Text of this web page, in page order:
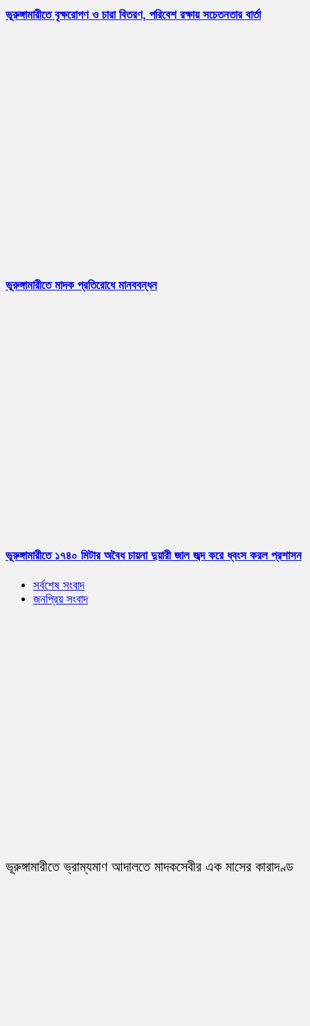
ভূরুঙ্গামারীতে বৃক্ষরোপণ ও চারা বিতরণ, পরিবেশ রক্ষায় সচেতনতার বার্তা
ভূরুঙ্গামারীতে মাদক প্রতিরোধে মানববন্ধন
ভূরুঙ্গামারীতে ১৭৪০ মিটার অবৈধ চায়না দুয়ারী জাল জব্দ করে ধ্বংস করল প্রশাসন
সর্বশেষ সংবাদ
জনপ্রিয় সংবাদ
ভূরুঙ্গামারীতে ভ্রাম্যমাণ আদালতে মাদকসেবীর এক মাসের কারাদণ্ড